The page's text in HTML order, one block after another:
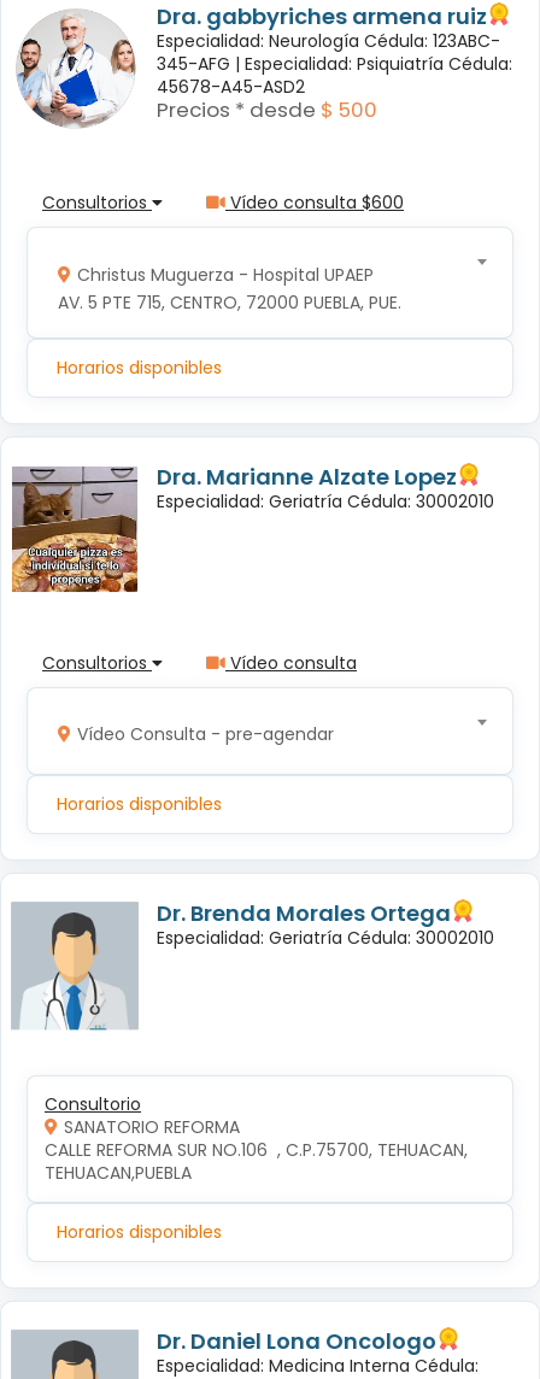
Dra. gabbyriches armena ruiz
Especialidad: Neurología Cédula: 123ABC-
345-AFG | Especialidad: Psiquiatría Cédula:
45678-A45-ASD2
Precios * desde $ 500
Consultorios Vídeo consulta $600
Christus Muguerza - Hospital UPAEP
AV. 5 PTE 715, CENTRO, 72000 PUEBLA, PUE.
Horarios disponibles
Dra. Marianne Alzate Lopez
Especialidad: Geriatría Cédula: 30002010
Consultorios Vídeo consulta
Vídeo Consulta - pre-agendar
Horarios disponibles
Dr. Brenda Morales Ortega
Especialidad: Geriatría Cédula: 30002010
Consultorio
SANATORIO REFORMA
CALLE REFORMA SUR NO.106  , C.P.75700, TEHUACAN,
TEHUACAN,PUEBLA
Horarios disponibles
Dr. Daniel Lona Oncologo
Especialidad: Medicina Interna Cédula: